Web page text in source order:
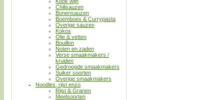
Chilisauzen
Bonensauzen
Boemboes & Currypasta
Overige sauzen
Kokos
Olie & vetten
Bouillon
Noten en zaden
Verse smaakmakers /
kruiden
Gedroogde smaakmakers
Suiker soorten
Overige smaakmakers
Noodles, rijst enzo
Rijst & Granen
Meelsoorten